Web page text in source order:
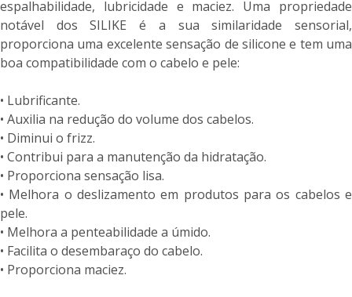
espalhabilidade, lubricidade e maciez. Uma propriedade
notável dos SILIKE é a sua similaridade sensorial,
proporciona uma excelente sensação de silicone e tem uma
boa compatibilidade com o cabelo e pele:
• Lubrificante.
• Auxilia na redução do volume dos cabelos.
• Diminui o frizz.
• Contribui para a manutenção da hidratação.
• Proporciona sensação lisa.
• Melhora o deslizamento em produtos para os cabelos e
pele.
• Melhora a penteabilidade a úmido.
• Facilita o desembaraço do cabelo.
• Proporciona maciez.